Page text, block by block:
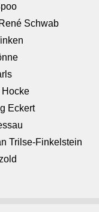
Schwab
Hocke
Eckert
Trilse-Finkelstein